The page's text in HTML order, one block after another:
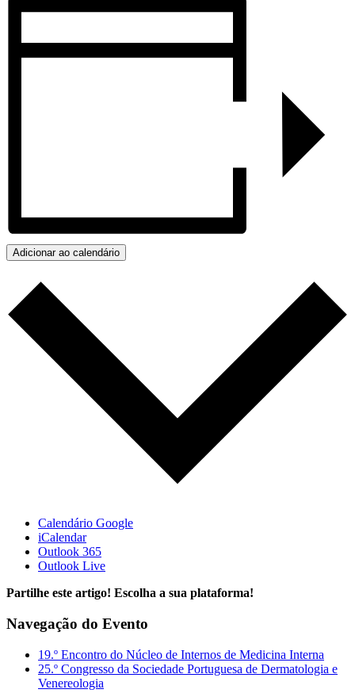
Adicionar ao calendário
Calendário Google
iCalendar
Outlook 365
Outlook Live
Partilhe este artigo! Escolha a sua plataforma!
Navegação do Evento
19.º Encontro do Núcleo de Internos de Medicina Interna
25.º Congresso da Sociedade Portuguesa de Dermatologia e
Venereologia